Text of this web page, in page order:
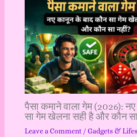
पैसा कमाने वाला गेम (2026):
सा गेम खेलना सही है और कौन
Leave a Comment / Gadgets &